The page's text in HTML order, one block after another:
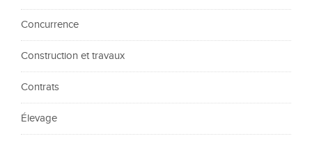
Concurrence
Construction et travaux
Contrats
Élevage